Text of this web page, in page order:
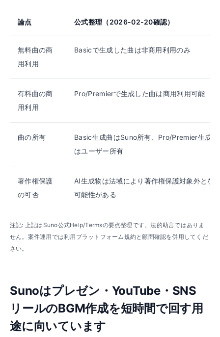
論点 公式整理（2026-02-20確認）
無料曲の商
用利用
Basicで生成した曲は非商用利用のみ
有料曲の商
用利用
Pro/Premierで生成した曲は商用利用可能
曲の所有
Basic生成曲はSuno所有、Pro/Premier生成曲
はユーザー所有
著作権保護
の可否
AI生成物は法域により著作権保護対象外とな
可能性がある
注記: 上記はSuno公式Help/Termsの要点整理です。法的助言ではありま
せん。案件運用では利用プラットフォーム規約と顧問確認を併用してくだ
さい。
Sunoはプレゼン・YouTube・SNS
リールのBGM作成を短時間で回す用
途に向いています